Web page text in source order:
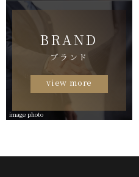
BRAND
ブランド
view more
image photo